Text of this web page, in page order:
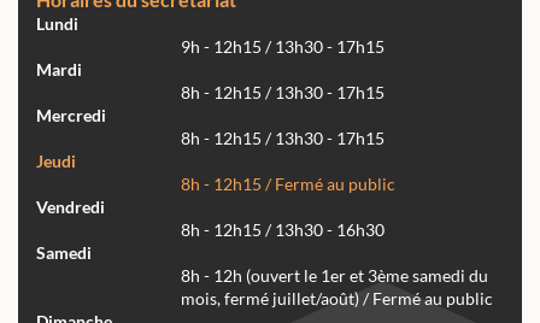
Lundi
9h - 12h15 / 13h30 - 17h15
Mardi
8h - 12h15 / 13h30 - 17h15
Mercredi
8h - 12h15 / 13h30 - 17h15
Jeudi
8h - 12h15 / Fermé au public
Vendredi
8h - 12h15 / 13h30 - 16h30
Samedi
8h - 12h (ouvert le 1er et 3ème samedi du
mois, fermé juillet/août) / Fermé au public